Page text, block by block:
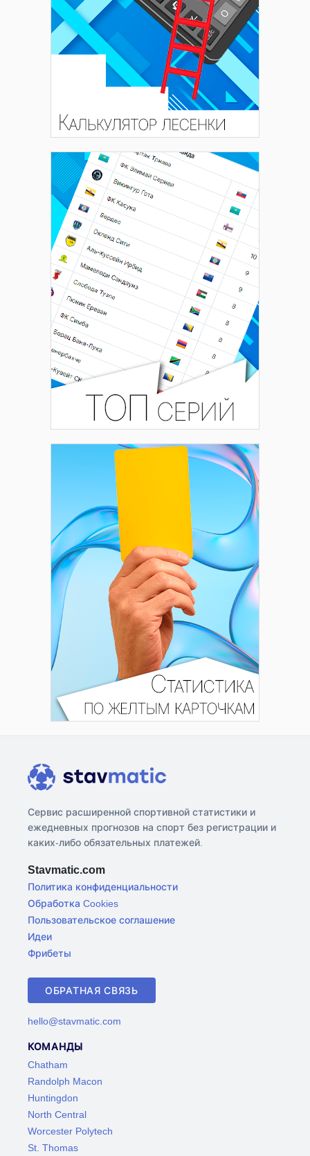
Сервис расширенной спортивной статистики и
ежедневных прогнозов на спорт без регистрации и
каких-либо обязательных платежей.
Stavmatic.com
Политика конфиденциальности
Обработка Cookies
Пользовательское соглашение
Идеи
Фрибеты
ОБРАТНАЯ СВЯЗЬ
hello@stavmatic.com
КОМАНДЫ
Chatham
Randolph Macon
Huntingdon
North Central
Worcester Polytech
St. Thomas